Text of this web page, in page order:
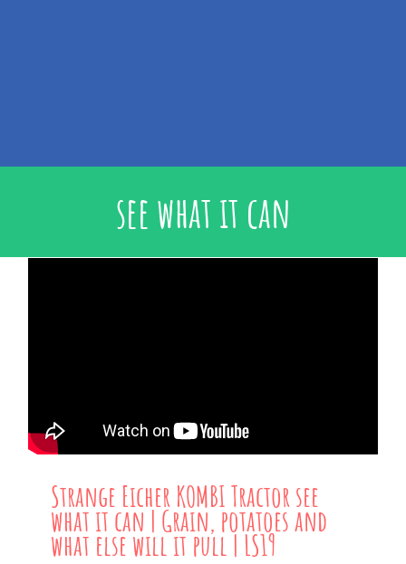
see what it can
Strange Eicher KOMBI Tractor see
what it can | Grain, potatoes and
what else will it pull | LS19